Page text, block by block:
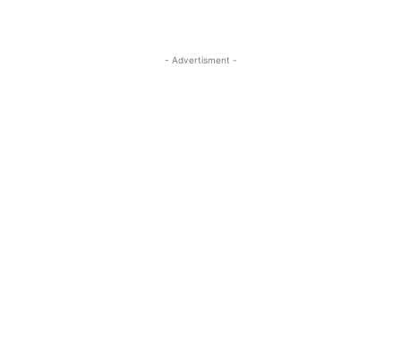
- Advertisment -